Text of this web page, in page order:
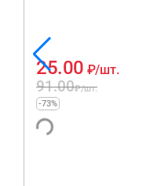
91.00₽/шт.
25.00 ₽/шт.
-73%